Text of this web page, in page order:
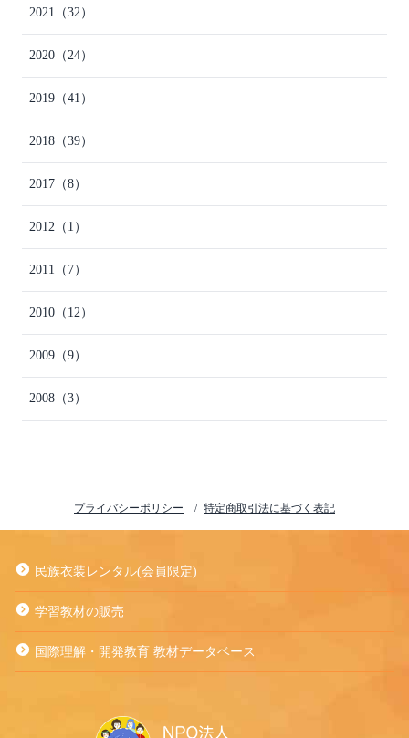
2021 （32）
2020 （24）
2019 （41）
2018 （39）
2017 （8）
2012 （1）
2011 （7）
2010 （12）
2009 （9）
2008 （3）
プライバシーポリシー 特定商取引法に基づく表記
民族衣装レンタル(会員限定)
学習教材の販売
国際理解・開発教育 教材データベース